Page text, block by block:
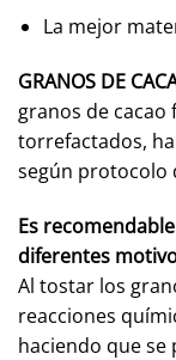
La mejor
GRANOS DE
granos de cacao
torrefactados,
según protocolo
Es
diferentes
Al tostar los
reacciones
haciendo que se